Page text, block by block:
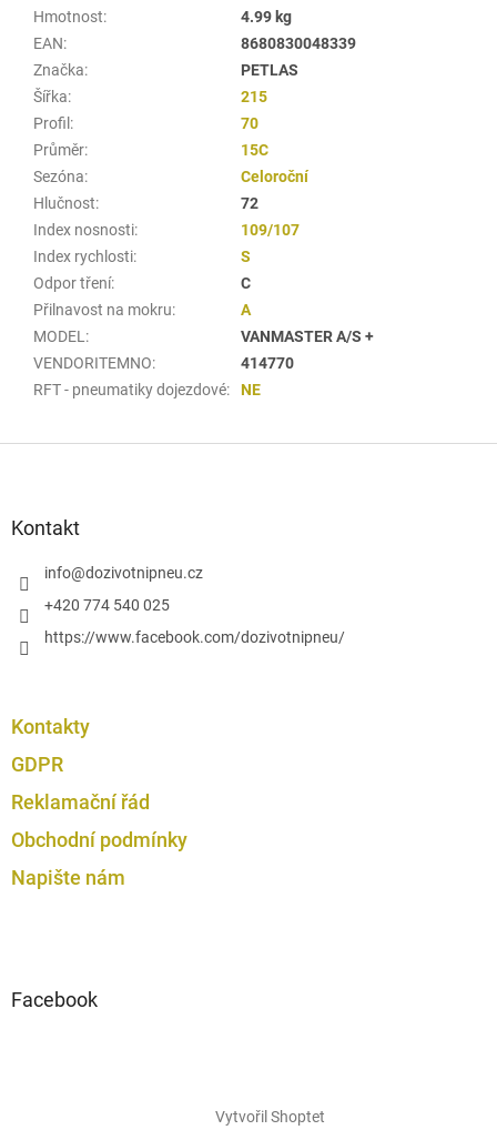
Hmotnost:
4.99 kg
EAN:
8680830048339
Značka:
PETLAS
Šířka:
215
Profil :
70
Průměr:
15C
Sezóna:
Celoroční
Hlučnost:
72
Index nosnosti:
109/107
Index rychlosti:
S
Odpor tření:
C
Přilnavost na mokru:
A
MODEL :
VANMASTER A/S +
VENDORITEMNO:
414770
RFT - pneumatiky dojezdové: NE
Kontakt
info@dozivotnipneu.cz
+420 774 540 025
https://www.facebook.com/dozivotnipneu/
Kontakty
GDPR
Reklamační řád
Obchodní podmínky
Napište nám
Facebook
Vytvořil Shoptet